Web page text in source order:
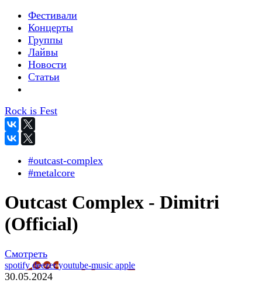
Фестивали
Концерты
Группы
Лайвы
Новости
Статьи
Rock is Fest
#outcast-complex
#metalcore
Outcast Complex - Dimitri
(Official)
Смотреть
spotifydeezeryoutube-music apple
30.05.2024